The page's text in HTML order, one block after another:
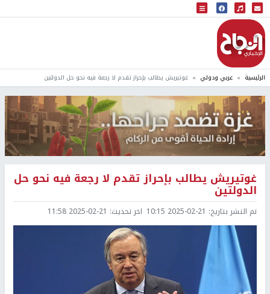
البث المباشر
إذاعة النجاح
الرئيسية عربي ودولي غوتيريش يطالب بإحراز تقدم لا رجعة فيه نحو حل الدولتين
غوتيريش يطالب بإحراز تقدم لا رجعة فيه نحو حل
الدولتين
تم النشر بتاريخ: 2025-02-21 10:15 اخر تحديث: 2025-02-21 11:58